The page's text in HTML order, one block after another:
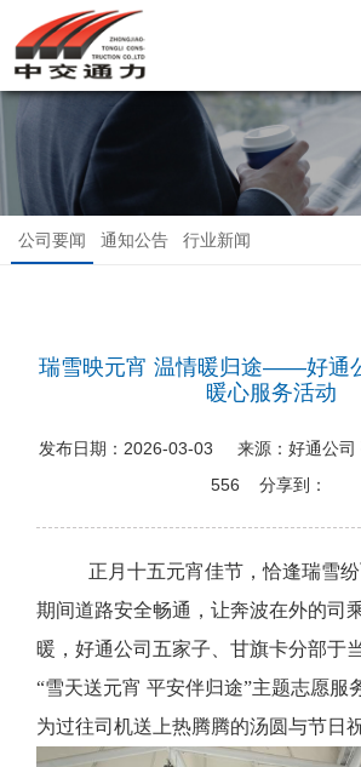
公司要闻 通知公告 行业新闻
瑞雪映元宵 温情暖归途——好通
暖心服务活动
发布日期： 2026-03-03 来源： 好通公司
556 分享到：
正月十五元宵佳节，恰逢瑞雪
期间道路安全畅通，让奔波在外的司
暖，好通公司五家子、甘旗卡分部于
“雪天送元宵 平安伴归途”主题志愿服
为过往司机送上热腾腾的汤圆与节日